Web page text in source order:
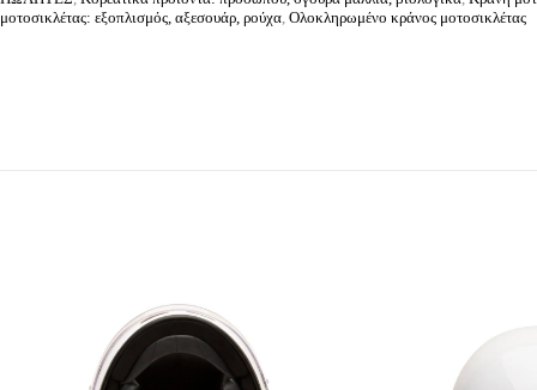
μοτοσικλέτας: εξοπλισμός, αξεσουάρ, ρούχα Ολοκληρωμένο κράνος μοτοσικλέτας